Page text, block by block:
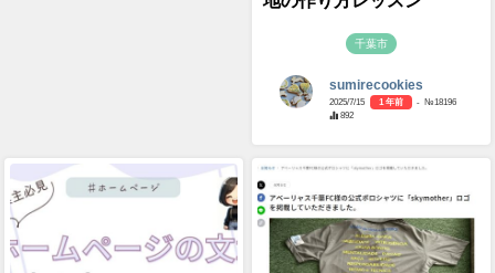
千葉市
sumirecookies
2025/7/15 1 年前
- №18196
892